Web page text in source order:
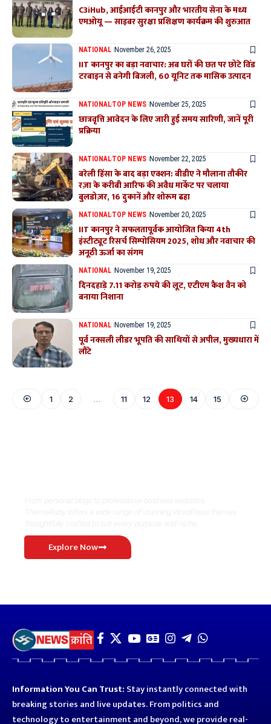
C3iHub, आईआईटी कानपुर और भारतीय सेना के मध्य
एमओयू — साइबर सुरक्षा प्रशिक्षण कार्यक्रम की शुरुआत
NATIONAL November 26, 2025
IIT कानपुर का बड़ा नवाचार: अब घरों की छत पर छोटे विंड
टरबाइन से बनेगी बिजली, 60 यूनिट तक मासिक उत्पादन
NATIONALTOP NEWS November 25, 2025
छात्रवृत्ति आवेदन के लिए जारी हुई समय सारिणी, जानें पूरी
प्रक्रिया
NATIONALTOP NEWS November 22, 2025
बरेली हिंसा के बाद बड़ा एक्शन: बीडीए ने मौलाना तौकीर
रज़ा के करीबी आरिफ की अवैध मार्केट पर चलाया
बुलडोज़र, 16 दुकानें और शोरूम ढहा
NATIONALTOP NEWS November 20, 2025
IIT कानपुर ने सफलतापूर्वक आयोजित किया 4th
इंस्टीट्यूट रिसर्च सिम्पोसियम 2025, शोध और नवाचार की
अनूठी ऊर्जा का संगम
NATIONAL November 19, 2025
दिनदहाड़े 7.11 करोड़ रुपये की लूट, एटीएम कैश वैन को
बनाया निशाना
NATIONAL November 19, 2025
पूर्व नक्सली लीडर भूपति की साथियों से अपील, मुख्यधारा में
लौंटे
1 2 … 11 12 13 14 15
Explore Now
Information You Can Trust: Stay instantly connected with
breaking stories and live updates. From politics and
technology to entertainment and beyond, we provide real-